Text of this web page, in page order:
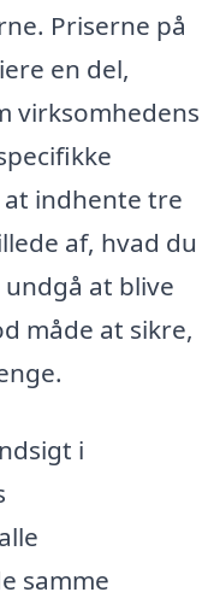
Priserne på
en del,
virksomhedens
at indhente tre
af, hvad du
at blive
måde at sikre,
i
samme